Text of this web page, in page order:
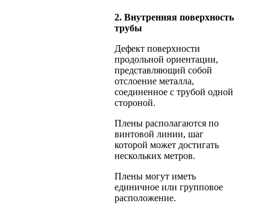
2. Внутренняя поверхность
трубы
Дефект поверхности
продольной ориентации,
представляющий собой
отслоение металла,
соединенное с трубой одной
стороной.
Плены располагаются по
винтовой линии, шаг
которой может достигать
нескольких метров.
Плены могут иметь
единичное или групповое
расположение.